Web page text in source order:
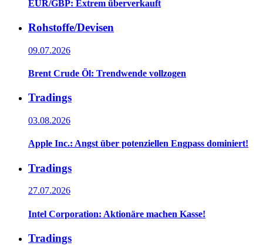
EUR/GBP: Extrem überverkauft
Rohstoffe/Devisen
09.07.2026
Brent Crude Öl: Trendwende vollzogen
Tradings
03.08.2026
Apple Inc.: Angst über potenziellen Engpass dominiert!
Tradings
27.07.2026
Intel Corporation: Aktionäre machen Kasse!
Tradings